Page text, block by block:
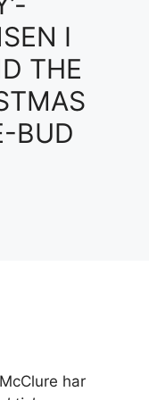
I
THE
BUD
har